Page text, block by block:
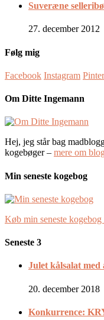
Suveræne
27. december 2012
Følg mig
Facebook Instagram
Om Ditte Ingemann
Hej, jeg står bag
kogebøger – mere om
Min seneste kogebog
Køb min seneste
Seneste 3
Julet kålsalat
20. december 2018
Konkurrence: